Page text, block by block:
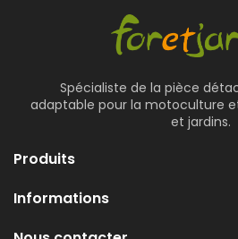
Spécialiste de la pièce
adaptable pour la motoculture
et jardins.
Produits
Informations